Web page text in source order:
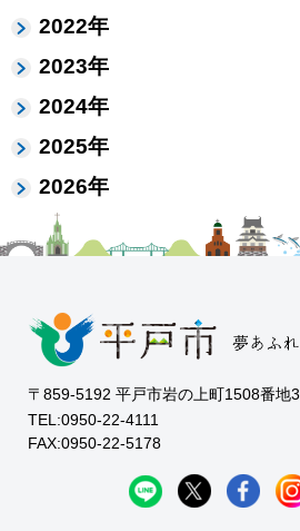
2022年
2023年
2024年
2025年
2026年
〒859-5192 平戸市岩の上町1508番地3
TEL:0950-22-4111
FAX:0950-22-5178